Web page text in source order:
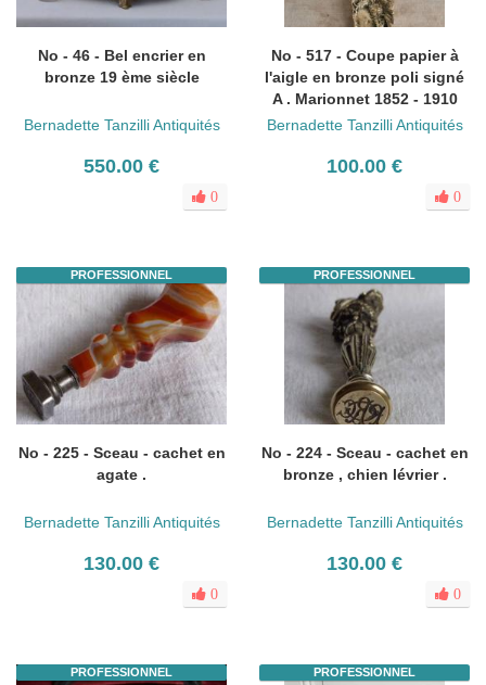
No - 46 - Bel encrier en
bronze 19 ème siècle
Bernadette Tanzilli Antiquités
550.00 €
0
No - 517 - Coupe papier à
l'aigle en bronze poli signé
A . Marionnet 1852 - 1910
Bernadette Tanzilli Antiquités
100.00 €
0
PROFESSIONNEL
No - 225 - Sceau - cachet en
agate .
Bernadette Tanzilli Antiquités
130.00 €
0
PROFESSIONNEL
No - 224 - Sceau - cachet en
bronze , chien lévrier .
Bernadette Tanzilli Antiquités
130.00 €
0
PROFESSIONNEL PROFESSIONNEL